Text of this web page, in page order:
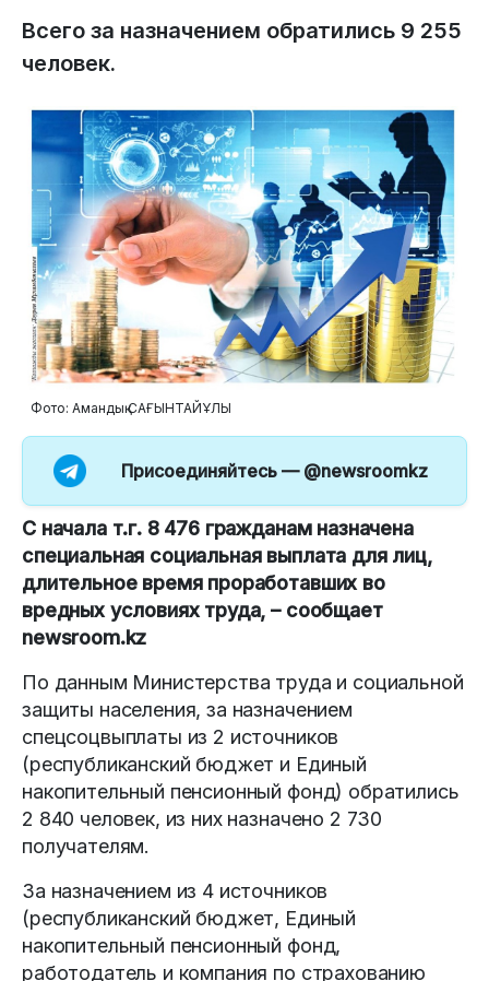
Всего за назначением обратились 9 255
человек.
Фото: Амандық САҒЫНТАЙҰЛЫ
Присоединяйтесь — @newsroomkz
С начала т.г. 8 476 гражданам назначена
специальная социальная выплата для лиц,
длительное время проработавших во
вредных условиях труда, – сообщает
newsroom.kz
По данным Министерства труда и социальной
защиты населения, за назначением
спецсоцвыплаты из 2 источников
(республиканский бюджет и Единый
накопительный пенсионный фонд) обратились
2 840 человек, из них назначено 2 730
получателям.
За назначением из 4 источников
(республиканский бюджет, Единый
накопительный пенсионный фонд,
работодатель и компания по страхованию